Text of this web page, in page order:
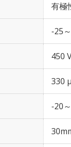
有極
-25
450
330
-20